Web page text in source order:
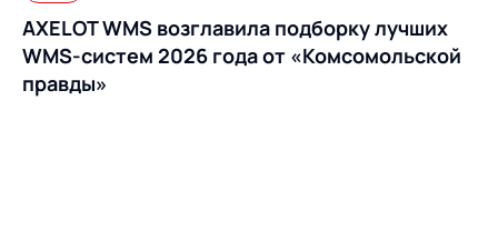
AXELOT WMS возглавила подборку лучших
WMS-систем 2026 года от «Комсомольской
правды»